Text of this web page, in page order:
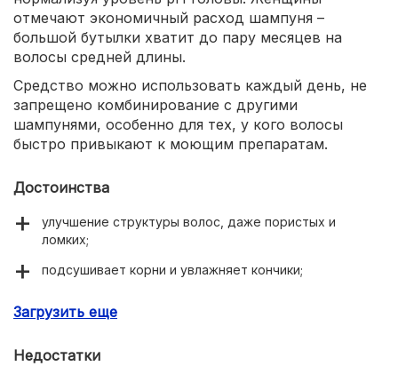
отмечают экономичный расход шампуня –
большой бутылки хватит до пару месяцев на
волосы средней длины.
Средство можно использовать каждый день, не
запрещено комбинирование с другими
шампунями, особенно для тех, у кого волосы
быстро привыкают к моющим препаратам.
Достоинства
улучшение структуры волос, даже пористых и
ломких;
подсушивает корни и увлажняет кончики;
Загрузить еще
Недостатки